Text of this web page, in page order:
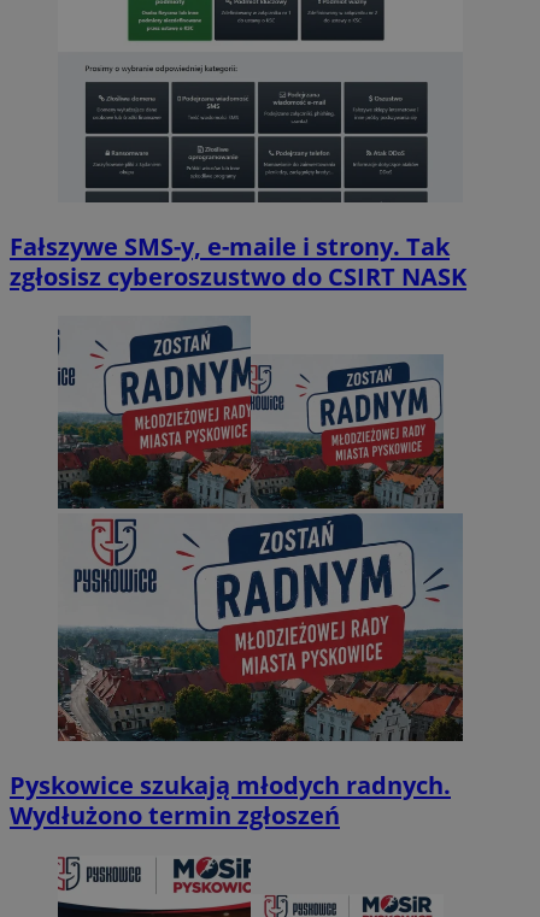
Fałszywe SMS-y, e-maile i strony. Tak
zgłosisz cyberoszustwo do CSIRT NASK
Pyskowice szukają młodych radnych.
Wydłużono termin zgłoszeń